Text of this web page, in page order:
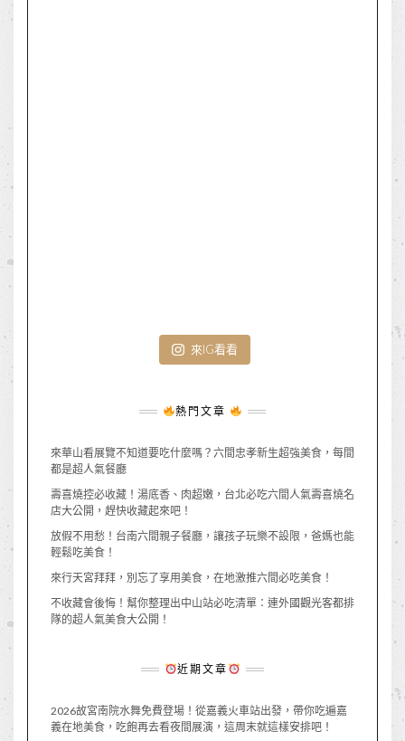
來IG看看
熱門文章
來華山看展覽不知道要吃什麼嗎？六間忠孝新生超強美食，每間
都是超人氣餐廳
壽喜燒控必收藏！湯底香、肉超嫩，台北必吃六間人氣壽喜燒名
店大公開，趕快收藏起來吧！
放假不用愁！台南六間親子餐廳，讓孩子玩樂不設限，爸媽也能
輕鬆吃美食！
來行天宮拜拜，別忘了享用美食，在地激推六間必吃美食！
不收藏會後悔！幫你整理出中山站必吃清單：連外國觀光客都排
隊的超人氣美食大公開！
近期文章
2026故宮南院水舞免費登場！從嘉義火車站出發，帶你吃遍嘉
義在地美食，吃飽再去看夜間展演，這周末就這樣安排吧！